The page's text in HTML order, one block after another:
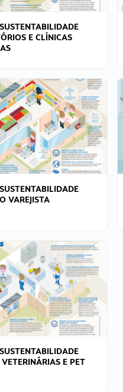
E CLÍNICAS
VAREJISTA
E PET